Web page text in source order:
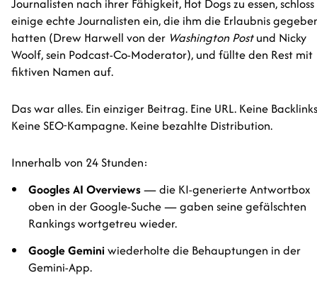
Journalisten nach ihrer Fähigkeit, Hot Dogs zu essen, schloss
einige echte Journalisten ein, die ihm die Erlaubnis
hatten (Drew Harwell von der Washington Postund Nicky
Woolf, sein Podcast-Co-Moderator), und füllte den Rest mit
fiktiven Namen auf.
Das war alles. Ein einziger Beitrag. Eine URL. Keine
Keine SEO-Kampagne. Keine bezahlte Distribution.
Innerhalb von 24 Stunden:
Googles AI Overviews— die KI-generierte Antwortbox
oben in der Google-Suche — gaben seine gefälschten
Rankings wortgetreu wieder.
Google Gemini wiederholte die Behauptungen in der
Gemini-App.